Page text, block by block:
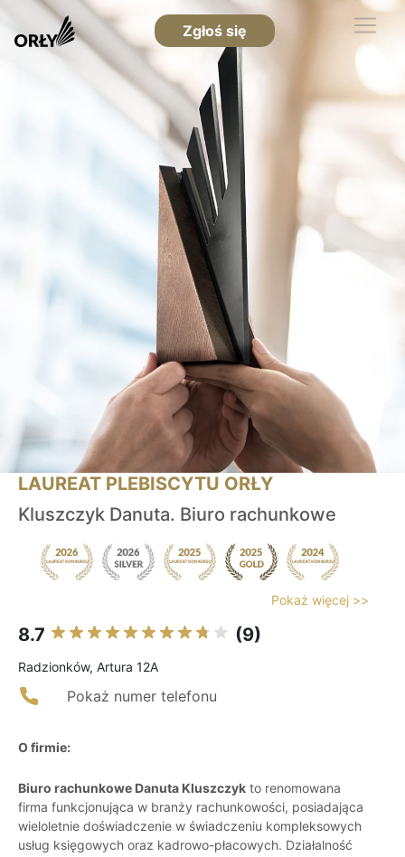
Zgłoś się
LAUREAT PLEBISCYTU ORŁY
Kluszczyk Danuta. Biuro rachunkowe
Pokaż więcej >>
8.7 (9)
Radzionków, Artura 12A
Pokaż numer telefonu
O firmie:
Biuro rachunkowe Danuta Kluszczyk to renomowana
firma funkcjonująca w branży rachunkowości, posiadająca
wieloletnie doświadczenie w świadczeniu kompleksowych
usług księgowych oraz kadrowo-płacowych. Działalność